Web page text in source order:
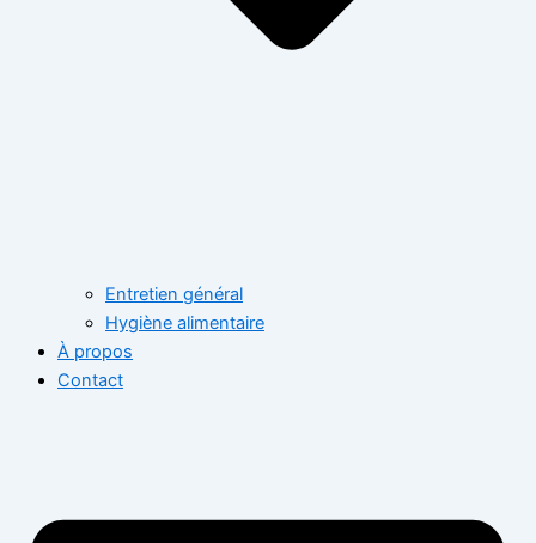
Entretien général
Hygiène alimentaire
À propos
Contact